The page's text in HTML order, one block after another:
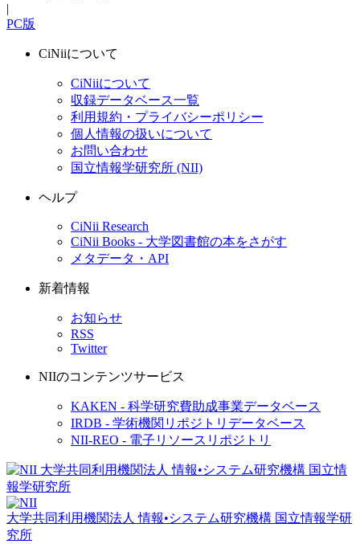
|
PC版
CiNiiについて
CiNiiについて
収録データベース一覧
利用規約・プライバシーポリシー
個人情報の扱いについて
お問い合わせ
国立情報学研究所 (NII)
ヘルプ
CiNii Research
CiNii Books - 大学図書館の本をさがす
メタデータ・API
新着情報
お知らせ
RSS
Twitter
NIIのコンテンツサービス
KAKEN - 科学研究費助成事業データベース
IRDB - 学術機関リポジトリデータベース
NII-REO - 電子リソースリポジトリ
大学共同利用機関法人 情報•システム研究機構 国立情報学研
究所